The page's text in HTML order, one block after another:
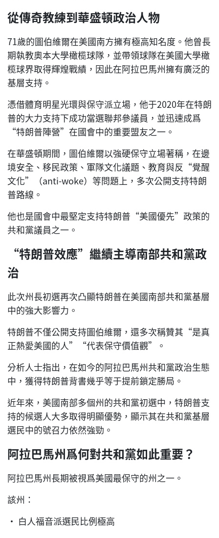
從傳奇教練到華盛頓政治人物
71歲的圖伯維爾在美國南方擁有極高知名度。他曾長
期執教奧本大學橄榄球隊，並帶領球隊在美國大學橄
榄球界取得輝煌戰績，因此在阿拉巴馬州擁有廣泛的
基層支持。
憑借體育明星光環與保守派立場，他于2020年在特朗
普的大力支持下成功當選聯邦參議員，並迅速成爲
“特朗普陣營”在國會中的重要盟友之一。
在華盛頓期間，圖伯維爾以強硬保守立場著稱，在邊
境安全、移民政策、軍隊文化議題、教育與反“覺醒
文化”（anti-woke）等問題上，多次公開支持特朗
普路線。
他也是國會中最堅定支持特朗普“美國優先”政策的
共和黨議員之一。
“特朗普效應”繼續主導南部共和黨政
治
此次州長初選再次凸顯特朗普在美國南部共和黨基層
中的強大影響力。
特朗普不僅公開支持圖伯維爾，還多次稱贊其“是真
正熱愛美國的人”“代表保守價值觀”。
分析人士指出，在如今的阿拉巴馬州共和黨政治生態
中，獲得特朗普背書幾乎等于提前鎖定勝局。
近年來，美國南部多個州的共和黨初選中，特朗普支
持的候選人大多取得明顯優勢，顯示其在共和黨基層
選民中的號召力依然強勁。
阿拉巴馬州爲何對共和黨如此重要？
阿拉巴馬州長期被視爲美國最保守的州之一。
該州：
• 白人福音派選民比例極高